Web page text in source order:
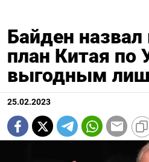
Байден
план Китая по
выгодным
25.02.2023